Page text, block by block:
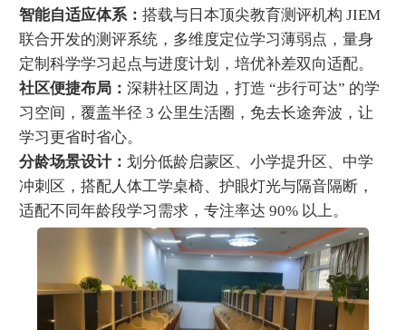
智能自适应体系： 搭载与日本顶尖教育测评机构 JIEM
联合开发的测评系统，多维度定位学习薄弱点，量身
定制科学学习起点与进度计划，培优补差双向适配。
社区便捷布局： 深耕社区周边，打造 “步行可达” 的学
习空间，覆盖半径 3 公里生活圈，免去长途奔波，让
学习更省时省心。
分龄场景设计： 划分低龄启蒙区、小学提升区、中学
冲刺区，搭配人体工学桌椅、护眼灯光与隔音隔断，
适配不同年龄段学习需求，专注率达 90% 以上。